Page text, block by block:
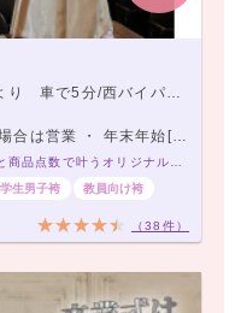
イパス沿い 岡山ドームから5分
の為準備になります。電話のみの対応となります。（メール予約不可）））
県内最大級の専門店！No．1の店舗数と商品点数で叶うオリジナルStyle☆
生男子袴 教員向け袴
（38件）